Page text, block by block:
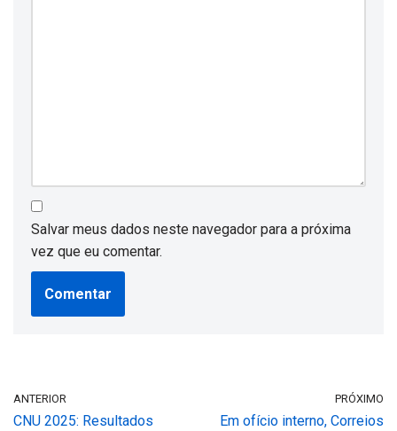
Salvar meus dados neste navegador para a próxima
vez que eu comentar.
ANTERIOR
CNU 2025: Resultados
PRÓXIMO
Em ofício interno, Correios